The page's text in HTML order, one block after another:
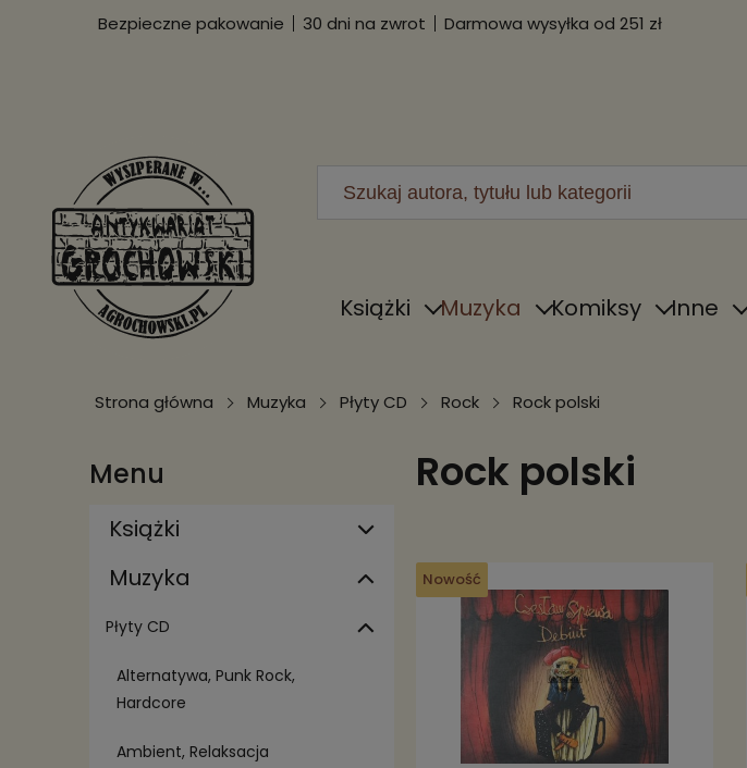
Bezpieczne pakowanie 30 dni na zwrot Darmowa wysyłka od 251 zł
Książki Muzyka Komiksy Inne
Strona główna Muzyka Płyty CD Rock Rock polski
Menu
Książki
Muzyka
Płyty CD
Alternatywa, Punk Rock,
Hardcore
Ambient, Relaksacja
Rock polski
Nowość